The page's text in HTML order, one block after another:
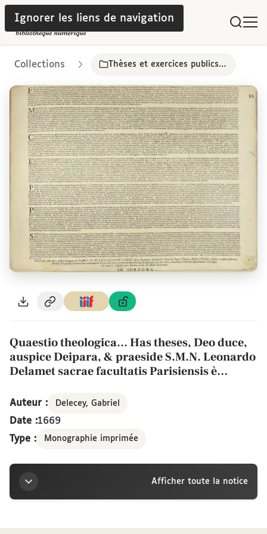
Ignorer les liens de navigation
Collections Thèses et exercices publics, Paris, 17e-18e siècles
Quaestio theologica... Has theses, Deo duce,
auspice Deipara, & praeside S.M.N. Leonardo
Delamet sacrae facultatis Parisiensis è
insignis ac metropolitanae ecclesiae
Parisiensis canonico, tueri conabitur Gabriel
Delecey canonicus & diaconus Lingonensis,
nec non sacrae facultatis Parisiensis
anno Domini 1669. ab octavâ ad sextam. In
Sorbona
Auteur : Delecey, Gabriel
Date :1669
Type :
Monographie imprimée
Afficher toute la notice
Titre